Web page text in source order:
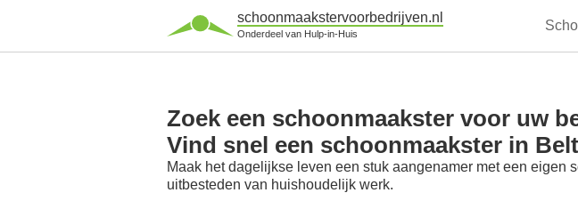
schoonmaakstervoorbedrijven.nl
Onderdeel van Hulp-in-Huis
Zoek een schoonmaakster voor uw
Vind snel een schoonmaakster in
Maak het dagelijkse leven een stuk aangenamer met een eigen
uitbesteden van huishoudelijk werk.